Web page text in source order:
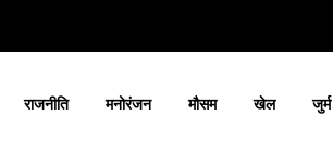
राजनीति मनोरंजन मौसम खेल जुर्म